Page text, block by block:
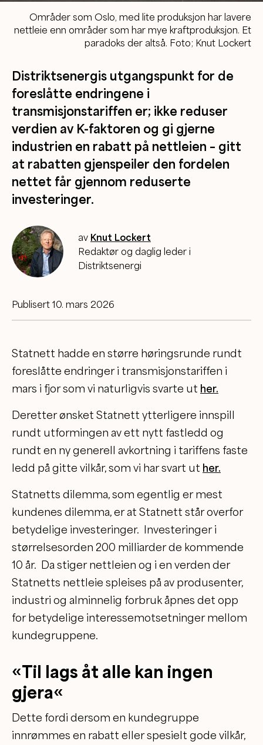
Områder som Oslo, med lite produksjon har lavere
nettleie enn områder som har mye kraftproduksjon. Et
paradoks der altså. Foto; Knut Lockert
Distriktsenergis utgangspunkt for de
foreslåtte endringene i
transmisjonstariffen er; ikke reduser
verdien av K-faktoren og gi gjerne
industrien en rabatt på nettleien – gitt
at rabatten gjenspeiler den fordelen
nettet får gjennom reduserte
investeringer.
av Knut Lockert
Redaktør og daglig leder i
Distriktsenergi
Publisert 10. mars 2026
Statnett hadde en større høringsrunde rundt
foreslåtte endringer i transmisjonstariffen i
mars i fjor som vi naturligvis svarte ut her.
Deretter ønsket Statnett ytterligere innspill
rundt utformingen av ett nytt fastledd og
rundt en ny generell avkortning i tariffens faste
ledd på gitte vilkår, som vi har svart ut her.
Statnetts dilemma, som egentlig er mest
kundenes dilemma, er at Statnett står overfor
betydelige investeringer. Investeringer i
størrelsesorden 200 milliarder de kommende
10 år. Da stiger nettleien og i en verden der
Statnetts nettleie spleises på av produsenter,
industri og alminnelig forbruk åpnes det opp
for betydelige interessemotsetninger mellom
kundegruppene.
«Til lags åt alle kan ingen
gjera«
Dette fordi dersom en kundegruppe
innrømmes en rabatt eller spesielt gode vilkår,